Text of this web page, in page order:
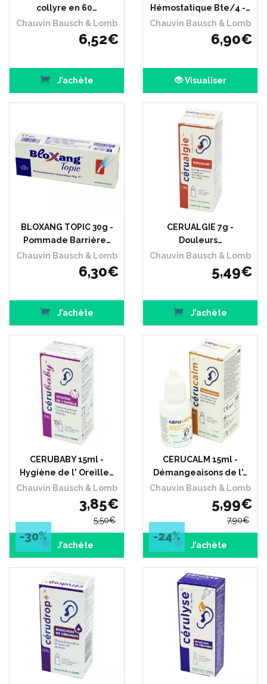
collyre en 60…
Chauvin Bausch & Lomb
6,52€
J’achète
Hémostatique Bte/4 -…
Chauvin Bausch & Lomb
6,90€
Visualiser
BLOXANG TOPIC 30g -
Pommade Barrière…
Chauvin Bausch & Lomb
6,30€
J’achète
CERUALGIE 7g -
Douleurs…
Chauvin Bausch & Lomb
5,49€
J’achète
CERUBABY 15ml -
Hygiène de l' Oreille…
Chauvin Bausch & Lomb
3,85€
5,50€
-30%
J’achète
CERUCALM 15ml -
Démangeaisons de l'…
Chauvin Bausch & Lomb
5,99€
7,90€
-24%
J’achète